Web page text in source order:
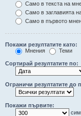
Само в текста на
Само в заглавията
Само в първото
Покажи резултатите като:
Мнения
Теми
Сортирай резултатите по:
Ограничи резултатите до
Покажи първите: